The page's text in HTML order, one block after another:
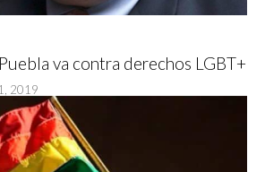
va contra derechos LGBT+
2019